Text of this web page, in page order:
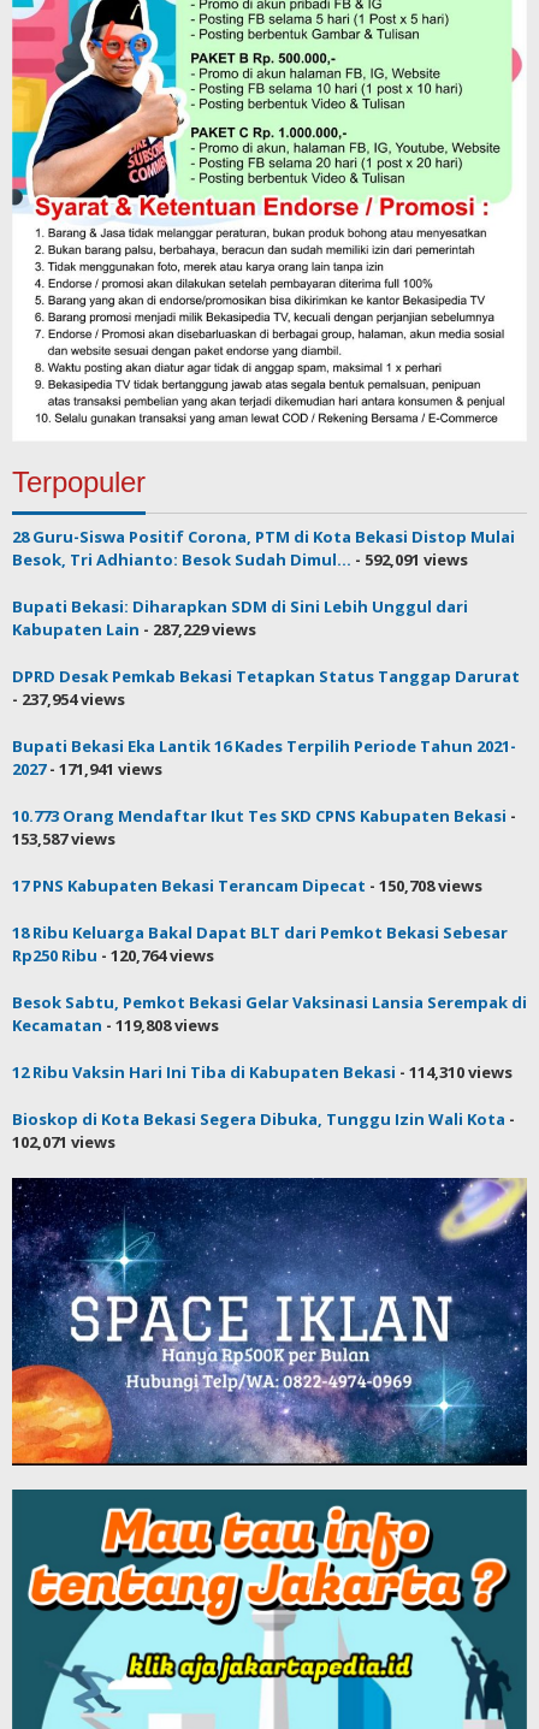
Terpopuler
28 Guru-Siswa Positif Corona, PTM di Kota Bekasi Distop Mulai
Besok, Tri Adhianto: Besok Sudah Dimul... - 592,091 views
Bupati Bekasi: Diharapkan SDM di Sini Lebih Unggul dari
Kabupaten Lain - 287,229 views
DPRD Desak Pemkab Bekasi Tetapkan Status Tanggap Darurat
- 237,954 views
Bupati Bekasi Eka Lantik 16 Kades Terpilih Periode Tahun 2021-
2027- 171,941 views
10.773 Orang Mendaftar Ikut Tes SKD CPNS Kabupaten Bekasi -
153,587 views
17 PNS Kabupaten Bekasi Terancam Dipecat - 150,708 views
18 Ribu Keluarga Bakal Dapat BLT dari Pemkot Bekasi Sebesar
Rp250 Ribu - 120,764 views
Besok Sabtu, Pemkot Bekasi Gelar Vaksinasi Lansia Serempak di
Kecamatan - 119,808 views
12 Ribu Vaksin Hari Ini Tiba di Kabupaten Bekasi - 114,310 views
Bioskop di Kota Bekasi Segera Dibuka, Tunggu Izin Wali Kota -
102,071 views